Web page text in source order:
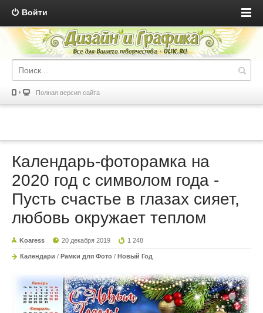
Войти
Полная версия сайта
Календарь-фоторамка на
2020 год с символом года -
Пусть счастье в глазах сияет,
любовь окружает теплом
Koaress 20 декабря 2019 1 248
Календари / Рамки для Фото / Новый Год